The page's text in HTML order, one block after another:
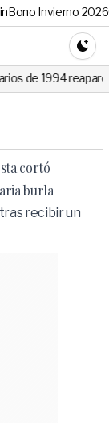
Bono Invierno 2026
e hizo llorar a
cortó
burla
recibir un